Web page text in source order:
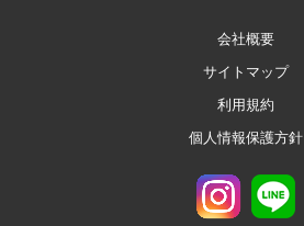
会社概要
サイトマップ
利用規約
個人情報保護方針